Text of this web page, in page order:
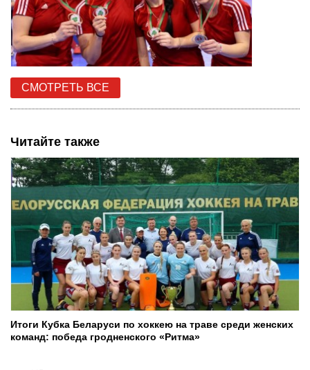
СМОТРЕТЬ ВСЕ
Читайте также
Итоги Кубка Беларуси по хоккею на траве среди женских
команд: победа гродненского «Ритма»